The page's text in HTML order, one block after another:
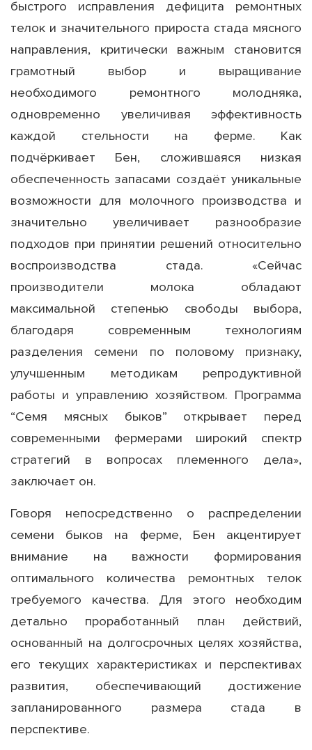
быстрого исправления дефицита ремонтных
телок и значительного прироста стада мясного
направления, критически важным становится
грамотный выбор и выращивание
необходимого ремонтного молодняка,
одновременно увеличивая эффективность
каждой стельности на ферме. Как
подчёркивает Бен, сложившаяся низкая
обеспеченность запасами создаёт уникальные
возможности для молочного производства и
значительно увеличивает разнообразие
подходов при принятии решений относительно
воспроизводства стада. «Сейчас
производители молока обладают
максимальной степенью свободы выбора,
благодаря современным технологиям
разделения семени по половому признаку,
улучшенным методикам репродуктивной
работы и управлению хозяйством. Программа
“Семя мясных быков” открывает перед
современными фермерами широкий спектр
стратегий в вопросах племенного дела»,
заключает он.
Говоря непосредственно о распределении
семени быков на ферме, Бен акцентирует
внимание на важности формирования
оптимального количества ремонтных телок
требуемого качества. Для этого необходим
детально проработанный план действий,
основанный на долгосрочных целях хозяйства,
его текущих характеристиках и перспективах
развития, обеспечивающий достижение
запланированного размера стада в
перспективе.